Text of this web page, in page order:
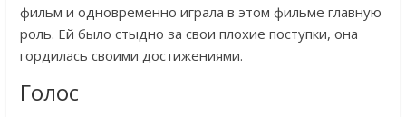
фильм и одновременно играла в этом фильме главную
роль. Ей было стыдно за свои плохие поступки, она
гордилась своими достижениями.
Голос